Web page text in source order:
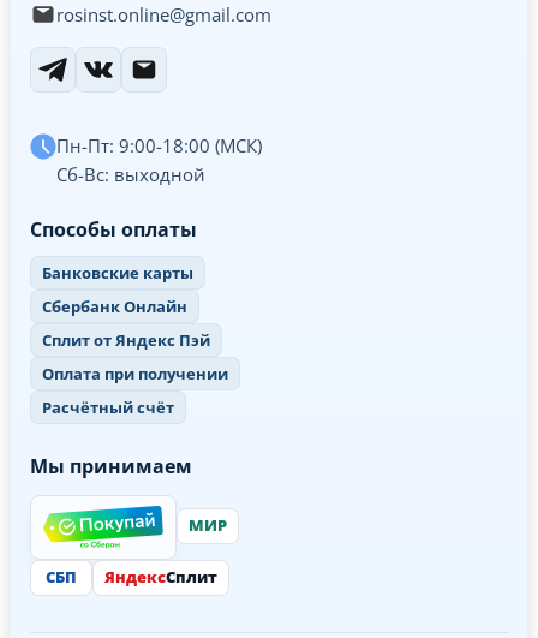
rosinst.online@gmail.com
Пн-Пт: 9:00-18:00 (МСК)
Сб-Вс: выходной
Способы оплаты
Банковские карты
Сбербанк Онлайн
Сплит от Яндекс Пэй
Оплата при получении
Расчётный счёт
Мы принимаем
МИР
СБП ЯндексСплит